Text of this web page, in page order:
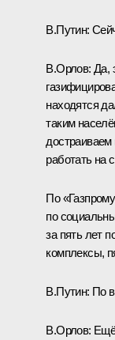
В.Путин:
В.Орлов: Да,
находятся
таким
достраиваем
работать на
По
по
за пять лет
комплексы,
В.Путин: По
В.Орлов: